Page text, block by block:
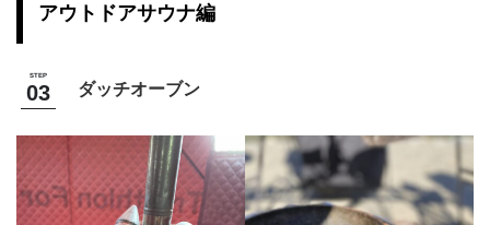
アウトドアサウナ編
ダッチオーブン